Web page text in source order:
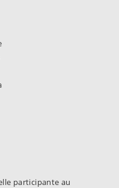
participante au